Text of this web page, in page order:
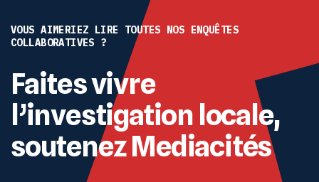
VOUS AIMERIEZ LIRE TOUTES NOS ENQUÊTES
COLLABORATIVES ?
Faites vivre
l’investigation locale,
soutenez Mediacités